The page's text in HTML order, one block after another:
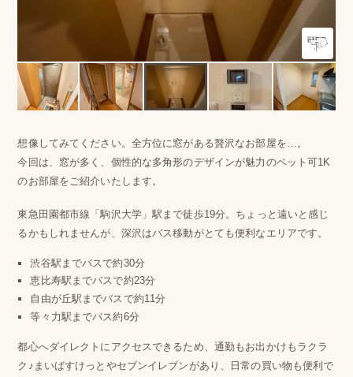
想像してみてください。全方位に窓がある贅沢なお部屋を…。
今回は、窓が多く、個性的な多角形のデザインが魅力のペット可1K
のお部屋をご紹介いたします。
東急田園都市線「駒沢大学」駅まで徒歩19分。ちょっと遠いと感じ
るかもしれませんが、深沢はバス移動がとても便利なエリアです。
渋谷駅までバスで約30分
恵比寿駅までバスで約23分
自由が丘駅までバスで約11分
等々力駅までバス約6分
都心へダイレクトにアクセスできるため、通勤もお出かけもラクラ
ク♪まいばすけっとやセブンイレブンがあり、日常の買い物も便利で